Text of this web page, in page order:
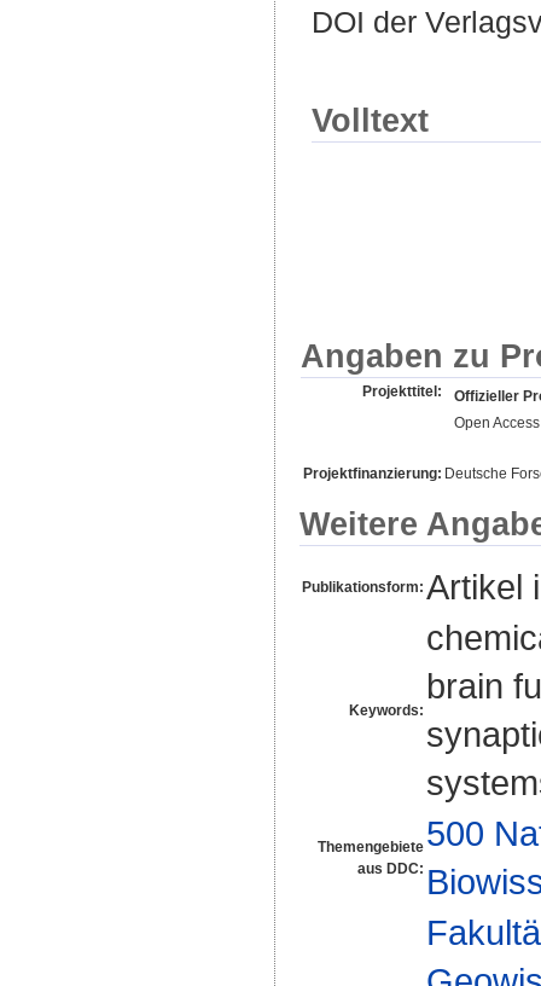
DOI der
Volltext
Angaben zu
Projekttitel:
Offizieller
Open
Projektfinanzierung: Deutsche
Weitere
Publikationsform: Artikel
Keywords:
brain
Themengebiete
aus DDC:
500